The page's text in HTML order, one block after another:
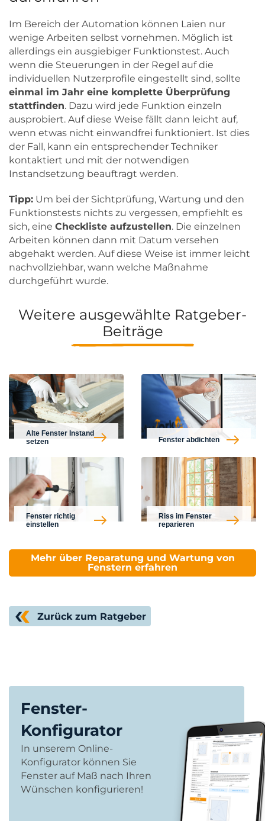
Im Bereich der Automation können Laien nur
wenige Arbeiten selbst vornehmen. Möglich ist
allerdings ein ausgiebiger Funktionstest. Auch
wenn die Steuerungen in der Regel auf die
individuellen Nutzerprofile eingestellt sind, sollte
einmal im Jahr eine komplette Überprüfung
stattfinden. Dazu wird jede Funktion einzeln
ausprobiert. Auf diese Weise fällt dann leicht auf,
wenn etwas nicht einwandfrei funktioniert. Ist dies
der Fall, kann ein entsprechender Techniker
kontaktiert und mit der notwendigen
Instandsetzung beauftragt werden.
Tipp: Um bei der Sichtprüfung, Wartung und den
Funktionstests nichts zu vergessen, empfiehlt es
sich, eine Checkliste aufzustellen. Die einzelnen
Arbeiten können dann mit Datum versehen
abgehakt werden. Auf diese Weise ist immer leicht
nachvollziehbar, wann welche Maßnahme
durchgeführt wurde.
Weitere ausgewählte Ratgeber-
Beiträge
Alte Fenster Instand
setzen
Fenster abdichten
Fenster richtig
einstellen
Riss im Fenster
reparieren
Mehr über Reparatung und Wartung von
Fenstern erfahren
Zurück zum Ratgeber
Fenster-
Konfigurator
In unserem Online-
Konfigurator können Sie
Fenster auf Maß nach Ihren
Wünschen konfigurieren!